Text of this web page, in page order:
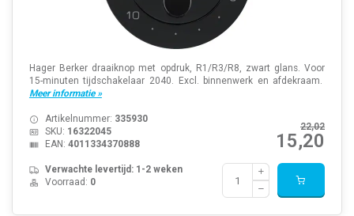
Hager Berker draaiknop met opdruk, R1/R3/R8, zwart glans. Voor
15-minuten tijdschakelaar 2040. Excl. binnenwerk en afdekraam.
Meer informatie »
22,02
15,20
Artikelnummer: 335930
SKU: 16322045
EAN: 4011334370888
Verwachte levertijd: 1-2 weken
Voorraad: 0